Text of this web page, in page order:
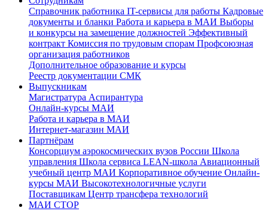
Cправочник работника IT-сервисы для работы Кадровые
документы и бланки Работа и карьера в МАИ Выборы
и конкурсы на замещение должностей Эффективный
контракт Комиссия по трудовым спорам Профсоюзная
организация работников
Дополнительное образование и курсы
Реестр документации СМК
Выпускникам
Магистратура Аспирантура
Онлайн-курсы МАИ
Работа и карьера в МАИ
Интернет-магазин МАИ
Партнёрам
Консорциум аэрокосмических вузов России Школа
управления Школа сервиса LEAN-школа Авиационный
учебный центр МАИ Корпоративное обучение Онлайн-
курсы МАИ Высокотехнологичные услуги
Поставщикам Центр трансфера технологий
МАИ СТОР